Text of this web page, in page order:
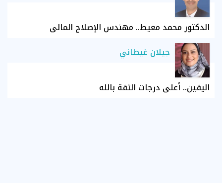
الدكتور محمد معيط.. مهندس الإصلاح المالي
جيلان غيطاني
اليقين.. أعلى درجات الثقة بالله